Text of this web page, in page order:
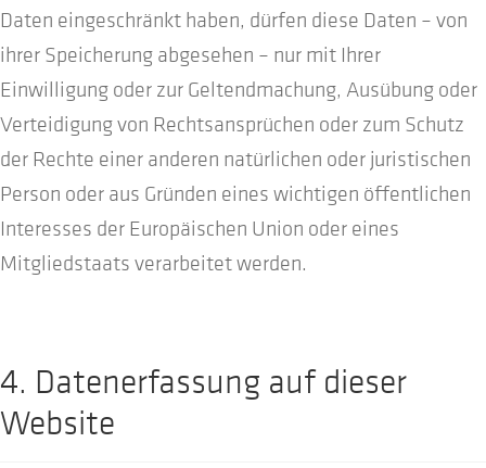
Daten eingeschränkt haben, dürfen diese Daten – von
ihrer Speicherung abgesehen – nur mit Ihrer
Einwilligung oder zur Geltendmachung, Ausübung oder
Verteidigung von Rechtsansprüchen oder zum Schutz
der Rechte einer anderen natürlichen oder juristischen
Person oder aus Gründen eines wichtigen öffentlichen
Interesses der Europäischen Union oder eines
Mitgliedstaats verarbeitet werden.
4. Datenerfassung auf dieser
Website